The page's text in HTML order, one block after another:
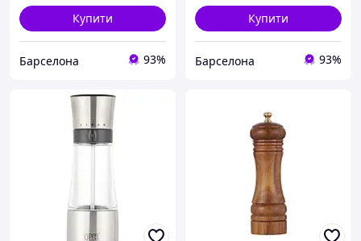
Купити
Барселона 93%
Купити
Барселона 93%